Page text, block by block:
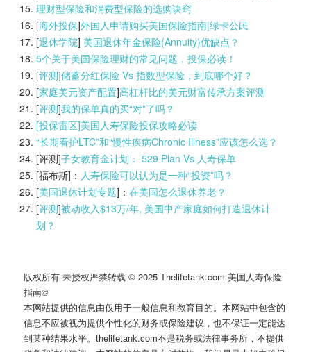
理财型保险和消费型保险的选购诀窍
[海外投保]外国人申请购买美国保险指南|绿卡公民
[退休学院] 美国退休年金保险(Annuity)优缺点？
5个关于美国保险理财的常见问题，投保必读！
[评测]储蓄分红保险 Vs 指数型保险，到底哪个好？
[家庭美元资产配置]高杠杆比的美元财富传承方案评测
[评测]我的保单真的买“对”了吗？
[投保雷区]美国人寿保险投保攻略必读
“长期看护LTC”和“慢性疾病Chronic Illness”应该怎么选？
[评测]子女教育金计划： 529 Plan Vs 人寿保单
[福布斯]： 人寿保险可以认为是一种“投资”吗？
[美国退休计划专题]： 在美国怎么退休养老？
[评测]被动收入$13万/年, 美国中产家庭如何打造退休计
划？
版权所有 未授权严禁转载 © 2025 Thelifetank.com 美国人寿保险
指南©️
本网站提供的信息由仅用于一般信息和教育目的。本网站中包含的
信息不应被视为提供个性化的财务或保险建议，也不保证一定能达
到某种结果水平。thelifetank.com不是税务或法律事务所，不提供